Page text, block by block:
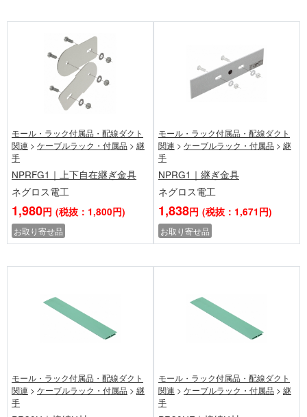
モール・ラック付属品・配線ダクト
関連 > ケーブルラック・付属品 > 継
手
NPRFG1｜上下自在継ぎ金具
ネグロス電工
1,980円 (税抜：1,800円)
お取り寄せ品
モール・ラック付属品・配線ダクト
関連 > ケーブルラック・付属品 > 継
手
NPRG1｜継ぎ金具
ネグロス電工
1,838円 (税抜：1,671円)
お取り寄せ品
モール・ラック付属品・配線ダクト
関連 > ケーブルラック・付属品 > 継
手
モール・ラック付属品・配線ダクト
関連 > ケーブルラック・付属品 > 継
手